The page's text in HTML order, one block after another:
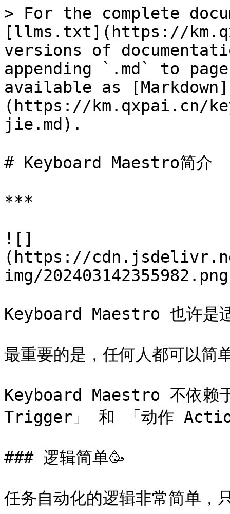
> For the complete
[llms.txt](https://
versions of
appending `.md` to
available as [Markdown]
(https://km.qxpai.cn/
jie.md).
# Keyboard Maestro简介
***
![]
(https://cdn.jsdelivr.net/
img/
Keyboard Maestro 也许是
最重要的是，任何人都可以简
Keyboard Maestro 不依赖
Trigger」 和 「动作 Action
### 逻辑简单🥳
任务自动化的逻辑非常简单，